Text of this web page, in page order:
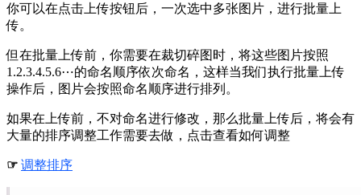
你可以在点击上传按钮后，一次选中多张图片，进行批量上
传。
但在批量上传前，你需要在裁切碎图时，将这些图片按照
1.2.3.4.5.6⋯的命名顺序依次命名，这样当我们执行批量上传
操作后，图片会按照命名顺序进行排列。
如果在上传前，不对命名进行修改，那么批量上传后，将会有
大量的排序调整工作需要去做，点击查看如何调整
☞ 调整排序